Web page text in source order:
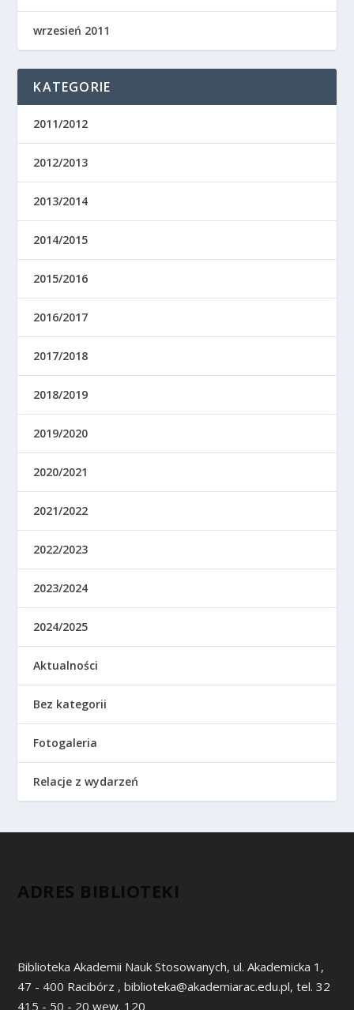
wrzesień 2011
KATEGORIE
2011/2012
2012/2013
2013/2014
2014/2015
2015/2016
2016/2017
2017/2018
2018/2019
2019/2020
2020/2021
2021/2022
2022/2023
2023/2024
2024/2025
Aktualności
Bez kategorii
Fotogaleria
Relacje z wydarzeń
ADRES BIBLIOTEKI
Biblioteka Akademii Nauk Stosowanych, ul. Akademicka 1,
47 - 400 Racibórz , biblioteka@akademiarac.edu.pl, tel. 32
415 - 50 - 20 wew. 120